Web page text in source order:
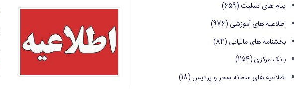
پیام های تسلیت (659)
اطلاعیه های آموزشی (976)
بخشنامه های مالیاتی (84)
بانک مرکزی (254)
اطلاعیه های سامانه سحر و پردیس (18)